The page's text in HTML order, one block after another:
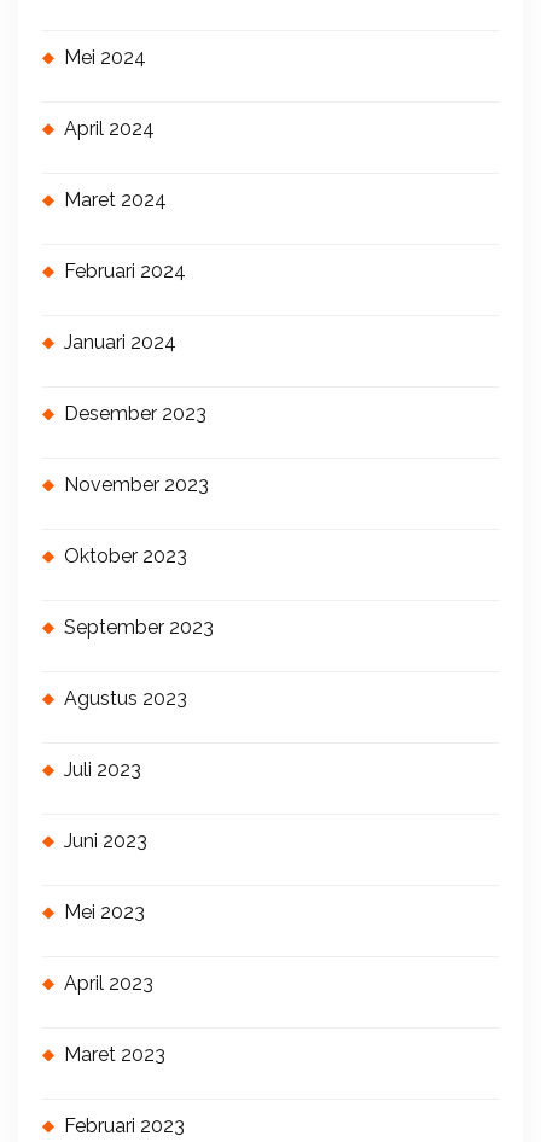
Mei 2024
April 2024
Maret 2024
Februari 2024
Januari 2024
Desember 2023
November 2023
Oktober 2023
September 2023
Agustus 2023
Juli 2023
Juni 2023
Mei 2023
April 2023
Maret 2023
Februari 2023